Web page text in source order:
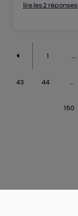
lire les 2 réponses
1
43 44
150